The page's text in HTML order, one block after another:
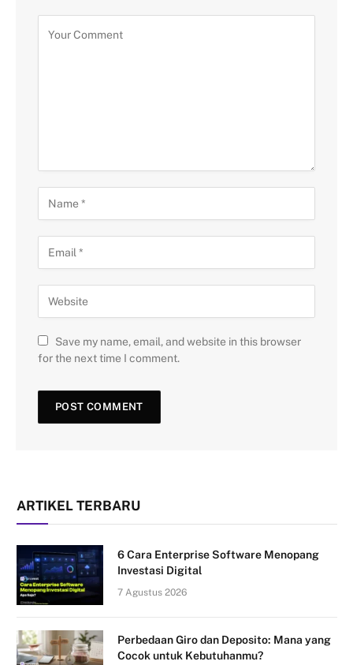
Save my name, email, and website in this browser
for the next time I comment.
ARTIKEL TERBARU
6 Cara Enterprise Software Menopang
Investasi Digital
7 Agustus 2026
Perbedaan Giro dan Deposito: Mana yang
Cocok untuk Kebutuhanmu?